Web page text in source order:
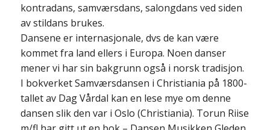
kontradans, samværsdans, salongdans ved siden
av stildans brukes.
Dansene er internasjonale, dvs de kan være
kommet fra land ellers i Europa. Noen danser
mener vi har sin bakgrunn også i norsk tradisjon.
I bokverket Samværsdansen i Christiania på 1800-
tallet av Dag Vårdal kan en lese mye om denne
dansen slik den var i Oslo (Christiania). Torun Riise